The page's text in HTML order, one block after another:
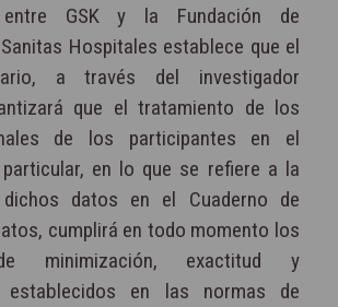
GSK y la Fundación de
Hospitales establece que el
a través del investigador
que el tratamiento de los
de los participantes en el
en lo que se refiere a la
datos en el Cuaderno de
cumplirá en todo momento los
minimización, exactitud y
establecidos en las normas de